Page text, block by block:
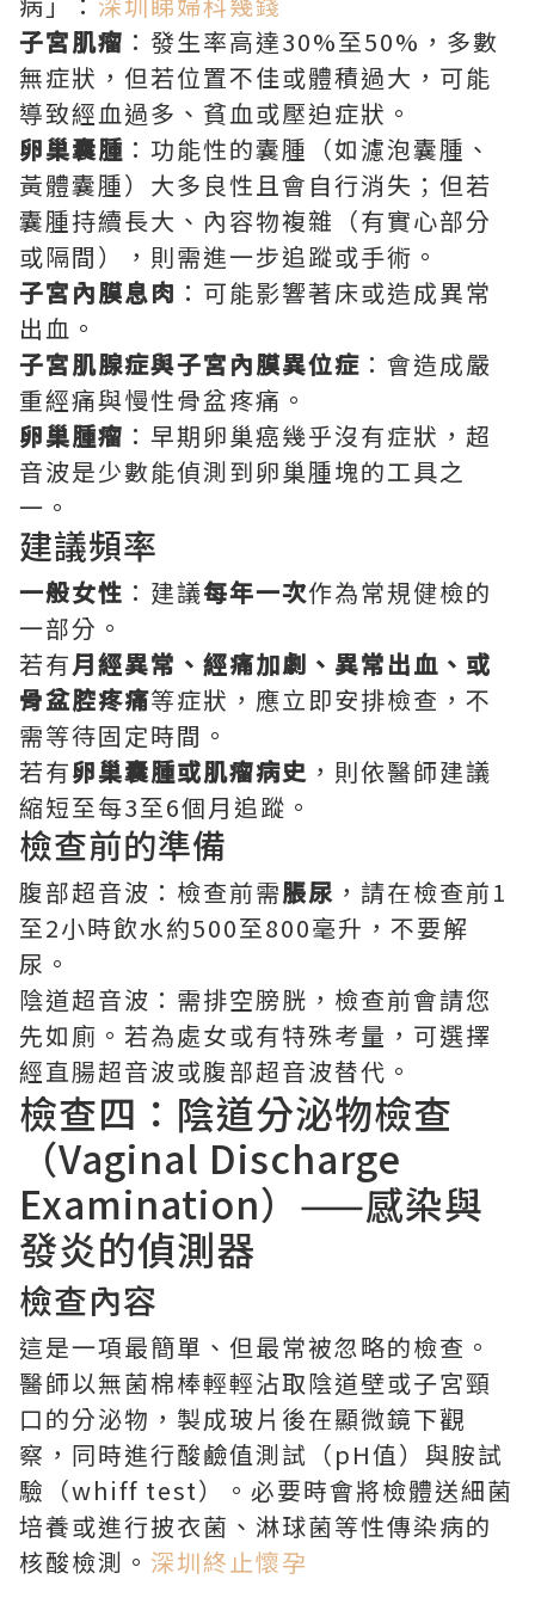
子宮肌瘤 ：發生率高達30%至50%，多數
無症狀，但若位置不佳或體積過大，可能
導致經血過多、貧血或壓迫症狀。
卵巢囊腫 ：功能性的囊腫（如濾泡囊腫、
黃體囊腫）大多良性且會自行消失；但若
囊腫持續長大、內容物複雜（有實心部分
或隔間），則需進一步追蹤或手術。
子宮內膜息肉 ：可能影響著床或造成異常
出血。
子宮肌腺症與子宮內膜異位症 ：會造成嚴
重經痛與慢性骨盆疼痛。
卵巢腫瘤 ：早期卵巢癌幾乎沒有症狀，超
音波是少數能偵測到卵巢腫塊的工具之
一。
建議頻率
一般女性 ：建議每年一次作為常規健檢的
一部分。
若有月經異常、經痛加劇、異常出血、或
骨盆腔疼痛等症狀，應立即安排檢查，不
需等待固定時間。
若有卵巢囊腫或肌瘤病史 ，則依醫師建議
縮短至每3至6個月追蹤。
檢查前的準備
腹部超音波：檢查前需脹尿 ，請在檢查前1
至2小時飲水約500至800毫升，不要解
尿。
陰道超音波：需排空膀胱，檢查前會請您
先如廁。若為處女或有特殊考量，可選擇
經直腸超音波或腹部超音波替代。
檢查四：陰道分泌物檢查
（Vaginal Discharge
Examination）——感染與
發炎的偵測器
檢查內容
這是一項最簡單、但最常被忽略的檢查。
醫師以無菌棉棒輕輕沾取陰道壁或子宮頸
口的分泌物，製成玻片後在顯微鏡下觀
察，同時進行酸鹼值測試（pH值）與胺試
驗（whiff test）。必要時會將檢體送細菌
培養或進行披衣菌、淋球菌等性傳染病的
核酸檢測。 深圳終止懷孕